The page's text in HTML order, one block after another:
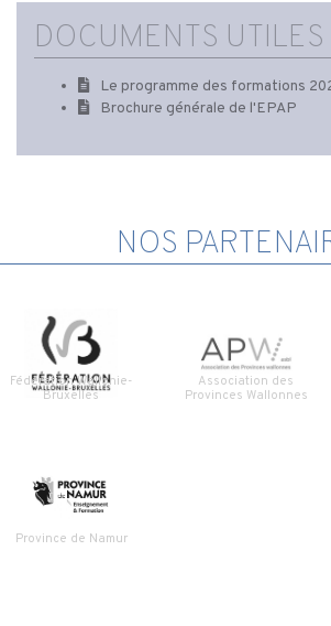
DOCUMENTS UTILES
Le programme des formations
Brochure générale de l'EPAP
NOS
Fédération Wallonie-
Bruxelles
Association des
Provinces Wallonnes
Province de Namur